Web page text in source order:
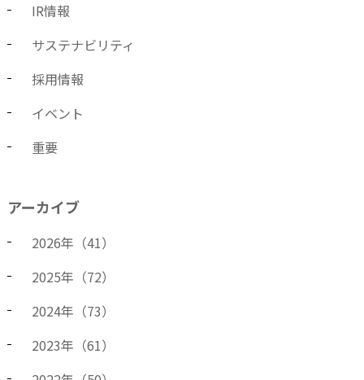
IR情報
サステナビリティ
採用情報
イベント
重要
アーカイブ
2026年（41）
2025年（72）
2024年（73）
2023年（61）